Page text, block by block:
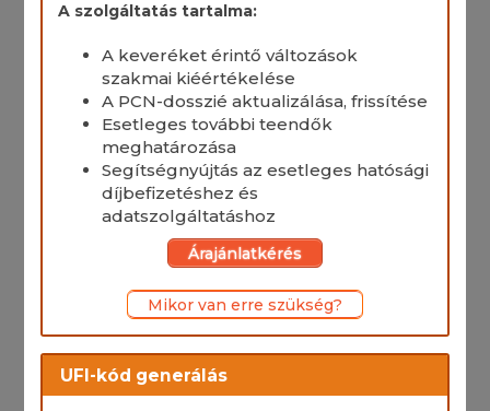
A szolgáltatás tartalma:
A keveréket érintő változások
szakmai kiéértékelése
A PCN-dosszié aktualizálása, frissítése
Esetleges további teendők
meghatározása
Segítségnyújtás az esetleges hatósági
díjbefizetéshez és
adatszolgáltatáshoz
Árajánlatkérés
Mikor van erre szükség?
UFI-kód generálás